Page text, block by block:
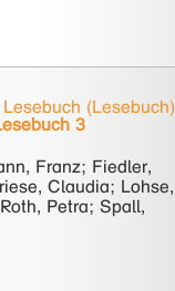
(Lesebuch)
3
Franz; Fiedler,
Claudia; Lohse,
Petra; Spall,